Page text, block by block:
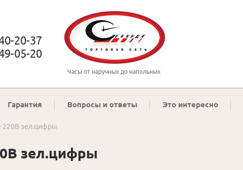
20-37
05-20
Часы от наручных до напольных
Гарантия Вопросы и ответы Это интересно
220В зел.цифры
зел.цифры